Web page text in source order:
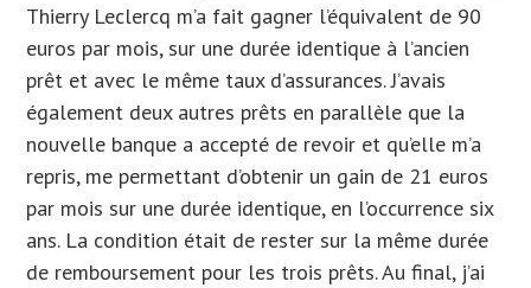
Thierry Leclercq m’a fait gagner l’équivalent de 90
euros par mois, sur une durée identique à l’ancien
prêt et avec le même taux d’assurances. J’avais
également deux autres prêts en parallèle que la
nouvelle banque a accepté de revoir et qu’elle m’a
repris, me permettant d’obtenir un gain de 21 euros
par mois sur une durée identique, en l’occurrence six
ans. La condition était de rester sur la même durée
de remboursement pour les trois prêts. Au final, j’ai